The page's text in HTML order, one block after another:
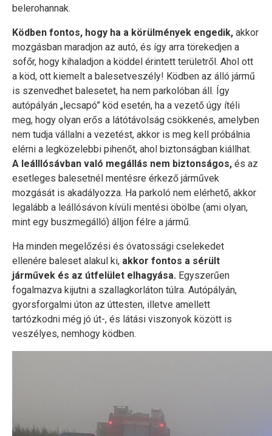
belerohannak.
Ködben fontos, hogy ha a körülmények engedik, akkor
mozgásban maradjon az autó, és így arra törekedjen a
sofőr, hogy kihaladjon a köddel érintett területről. Ahol ott
a köd, ott kiemelt a balesetveszély! Ködben az álló jármű
is szenvedhet balesetet, ha nem parkolóban áll. Így
autópályán „lecsapó” köd esetén, ha a vezető úgy ítéli
meg, hogy olyan erős a látótávolság csökkenés, amelyben
nem tudja vállalni a vezetést, akkor is meg kell próbálnia
elérni a legközelebbi pihenőt, ahol biztonságban kiállhat.
A leálllósávban való megállás nem biztonságos, és az
esetleges balesetnél mentésre érkező járművek
mozgását is akadályozza. Ha parkoló nem elérhető, akkor
legalább a leállósávon kívüli mentési öbölbe (ami olyan,
mint egy buszmegálló) álljon félre a jármű.
Ha minden megelőzési és óvatossági cselekedet
ellenére baleset alakul ki, akkor fontos a sérült
járművek és az útfelület elhagyása. Egyszerűen
fogalmazva kijutni a szallagkorláton túlra. Autópályán,
gyorsforgalmi úton az úttesten, illetve amellett
tartózkodni még jó út-, és látási viszonyok között is
veszélyes, nemhogy ködben.